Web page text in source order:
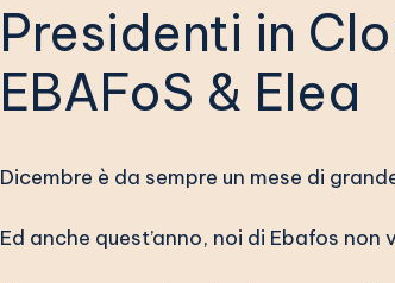
Presidenti in
EBAFoS & Elea
Dicembre è da sempre un mese di
Ed anche quest’anno, noi di Ebafos